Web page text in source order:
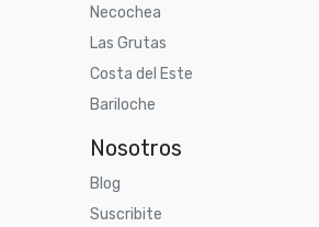
Necochea
Las Grutas
Costa del Este
Bariloche
Nosotros
Blog
Suscribite